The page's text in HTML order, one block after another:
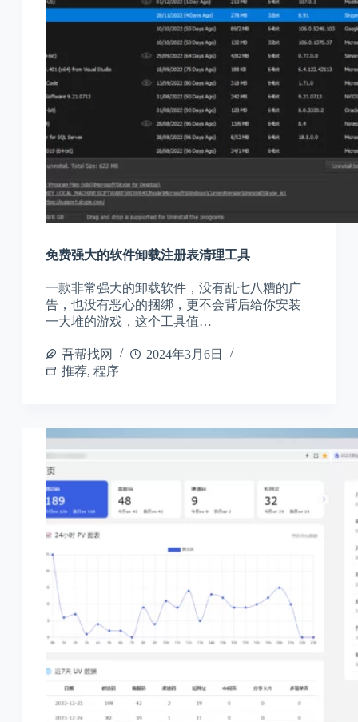
免费强大的软件卸载注册表清理工具
一款非常强大的卸载软件，没有乱七八糟的广
告，也没有恶心的捆绑，更不会背后给你安装
一大堆的游戏，这个工具值…
吾帮找网
2024年3月6日
推荐, 程序